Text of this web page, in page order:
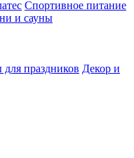
Спортивное питание
и сауны
для праздников Декор и